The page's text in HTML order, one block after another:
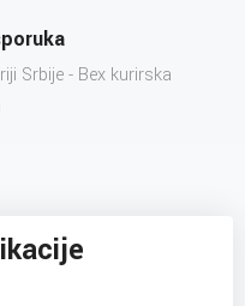
Srbije - Bex kurirska